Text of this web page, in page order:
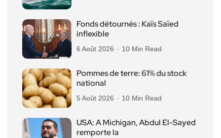
Fonds détournés : Kaïs Saïed
inflexible
6 Août 2026 10 Min Read
Pommes de terre: 61% du stock
national
5 Août 2026 10 Min Read
USA: A Michigan, Abdul El-Sayed
remporte la